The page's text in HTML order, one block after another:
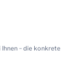
– die konkrete